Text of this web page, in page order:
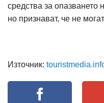
средства за опазването
но признават, че не
Източник: